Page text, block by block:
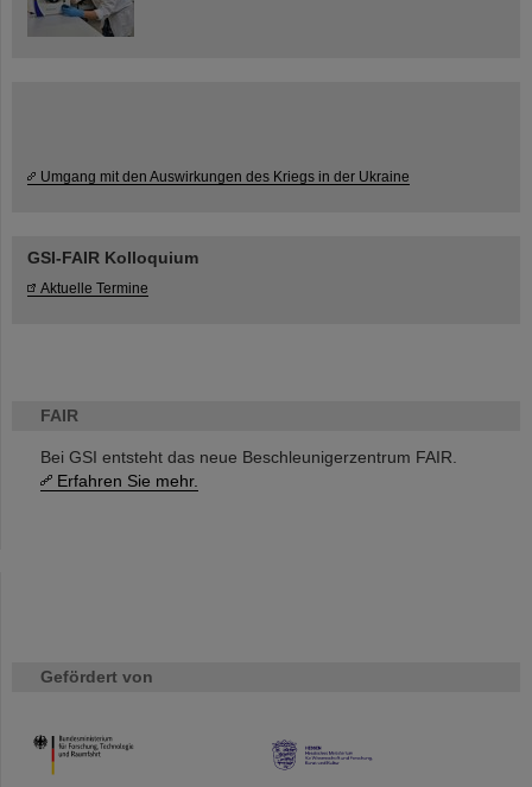
FAIR
Bei GSI entsteht das neue Beschleunigerzentrum FAIR.
Erfahren Sie mehr.
Gefördert von
HMWK
Umgang mit den Auswirkungen des Kriegs in der Ukraine
GSI-FAIR Kolloquium
Aktuelle Termine